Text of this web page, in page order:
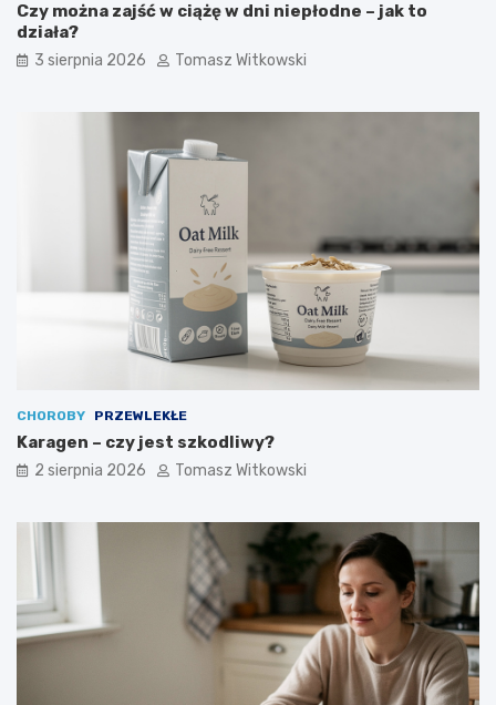
Czy można zajść w ciążę w dni niepłodne – jak to
działa?
3 sierpnia 2026 Tomasz Witkowski
CHOROBY PRZEWLEKŁE
Karagen – czy jest szkodliwy?
2 sierpnia 2026 Tomasz Witkowski